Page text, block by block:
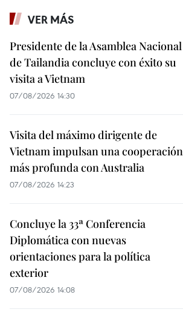
VER MÁS
Presidente de la Asamblea Nacional
de Tailandia concluye con éxito su
visita a Vietnam
07/08/2026 14:30
Visita del máximo dirigente de
Vietnam impulsan una cooperación
más profunda con Australia
07/08/2026 14:23
Concluye la 33ª Conferencia
Diplomática con nuevas
orientaciones para la política
exterior
07/08/2026 14:08